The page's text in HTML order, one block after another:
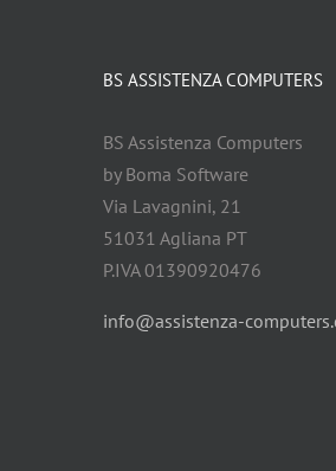
BS ASSISTENZA COMPUTERS
BS Assistenza Computers
by Boma Software
Via Lavagnini, 21
51031 Agliana PT
P.IVA 01390920476
info@assistenza-